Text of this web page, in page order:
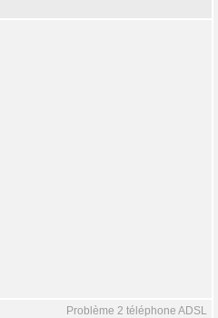
Problème 2 téléphone ADSL